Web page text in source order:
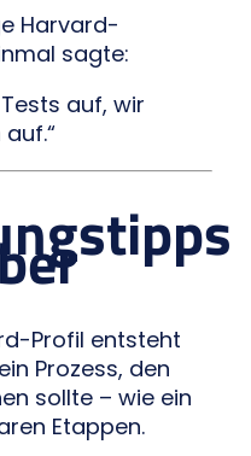
Harvard-
sagte:
auf, wir
Profil entsteht
Prozess, den
sollte – wie ein
Etappen.